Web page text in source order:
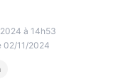
à 14h53
02/11/2024